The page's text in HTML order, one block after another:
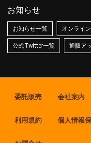
お知らせ
お知らせ一覧 オンライ
公式Twitter一覧 通販ア
委託販売 会社案内
利用規約 個人情報